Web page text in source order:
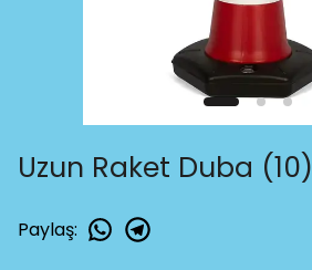
Uzun Raket Duba (10)
Paylaş: